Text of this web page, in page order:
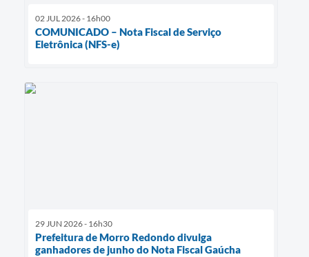
02 JUL 2026 - 16h00
COMUNICADO – Nota Fiscal de Serviço
Eletrônica (NFS-e)
29 JUN 2026 - 16h30
Prefeitura de Morro Redondo divulga
ganhadores de junho do Nota Fiscal Gaúcha